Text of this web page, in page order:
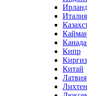
Италия
Кипр
Китай
Латвия